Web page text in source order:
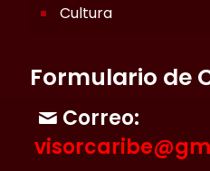
Cultura
Formulario de
Correo: